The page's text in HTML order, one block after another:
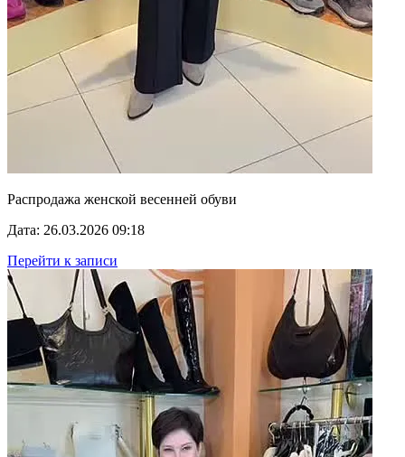
Распродажа женской весенней обуви
Дата: 26.03.2026 09:18
Перейти к записи